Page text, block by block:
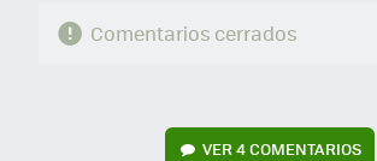
Comentarios cerrados
VER 4 COMENTARIOS